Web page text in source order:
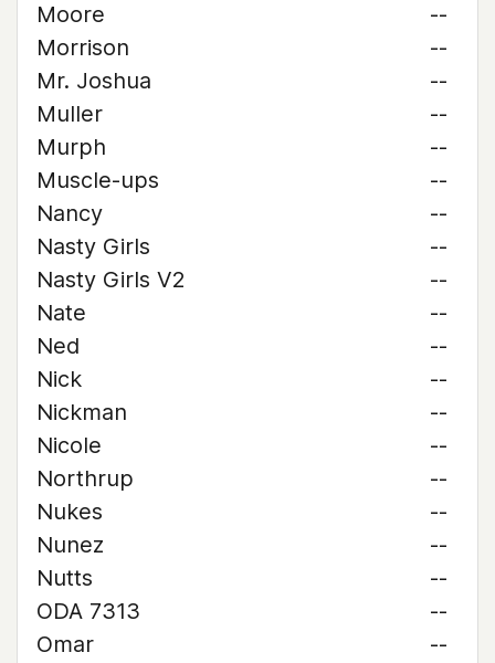
Moore
--
Morrison
--
Mr. Joshua
--
Muller
--
Murph
--
Muscle-ups
--
Nancy
--
Nasty Girls
--
Nasty Girls V2
--
Nate
--
Ned
--
Nick
--
Nickman
--
Nicole
--
Northrup
--
Nukes
--
Nunez
--
Nutts
--
ODA 7313
--
Omar
--